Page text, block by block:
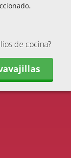
de cocina?